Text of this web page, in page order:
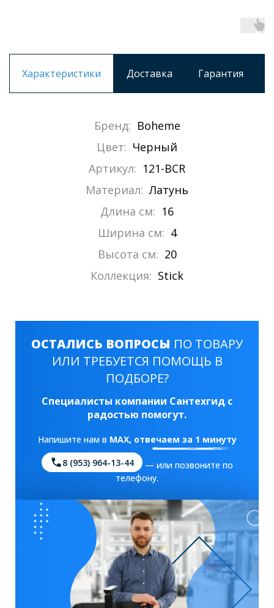
Характеристики Доставка Гарантия
Бренд: Boheme
Цвет: Черный
Артикул: 121-BCR
Материал: Латунь
Длина см: 16
Ширина см: 4
Высота см: 20
Коллекция: Stick
ОСТАЛИСЬ ВОПРОСЫ ПО ТОВАРУ
ИЛИ ТРЕБУЕТСЯ ПОМОЩЬ В
ПОДБОРЕ?
Специалисты компании Сантехгид с
радостью помогут.
Напишите нам в MAX, отвечаем за 1 минуту
8 (953) 964-13-44
— или позвоните по
телефону.